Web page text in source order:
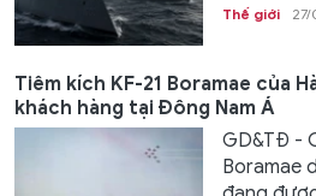
Thế giới
Tiêm kích KF-21 Boramae của
khách hàng tại Đông Nam Á
GD&TĐ -
Boramae